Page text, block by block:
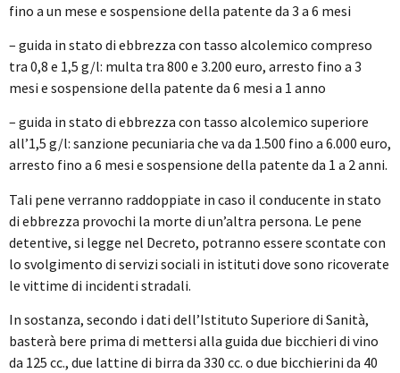
fino a un mese e sospensione della patente da 3 a 6 mesi
– guida in stato di ebbrezza con tasso alcolemico compreso
tra 0,8 e 1,5 g/l: multa tra 800 e 3.200 euro, arresto fino a 3
mesi e sospensione della patente da 6 mesi a 1 anno
– guida in stato di ebbrezza con tasso alcolemico superiore
all’1,5 g/l: sanzione pecuniaria che va da 1.500 fino a 6.000 euro,
arresto fino a 6 mesi e sospensione della patente da 1 a 2 anni.
Tali pene verranno raddoppiate in caso il conducente in stato
di ebbrezza provochi la morte di un’altra persona. Le pene
detentive, si legge nel Decreto, potranno essere scontate con
lo svolgimento di servizi sociali in istituti dove sono ricoverate
le vittime di incidenti stradali.
In sostanza, secondo i dati dell’Istituto Superiore di Sanità,
basterà bere prima di mettersi alla guida due bicchieri di vino
da 125 cc., due lattine di birra da 330 cc. o due bicchierini da 40